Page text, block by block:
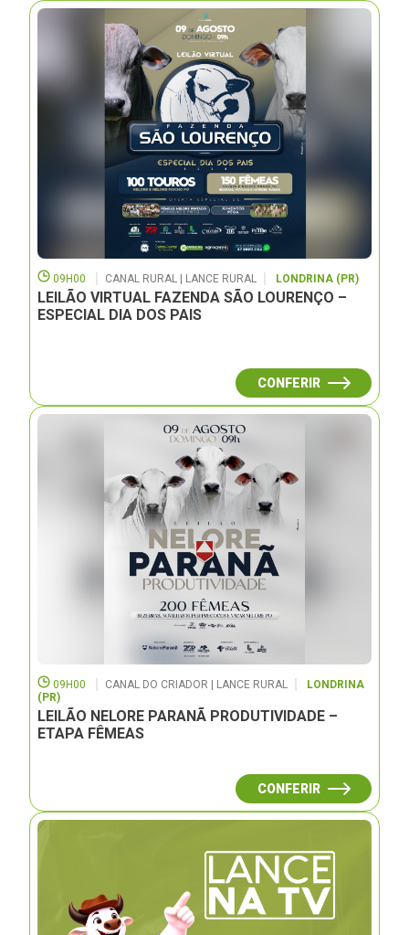
09H00 CANAL RURAL | LANCE RURAL LONDRINA (PR)
LEILÃO VIRTUAL FAZENDA SÃO LOURENÇO –
ESPECIAL DIA DOS PAIS
CONFERIR
09H00 CANAL DO CRIADOR | LANCE RURAL
LONDRINA
(PR)
LEILÃO NELORE PARANÃ PRODUTIVIDADE –
ETAPA FÊMEAS
CONFERIR